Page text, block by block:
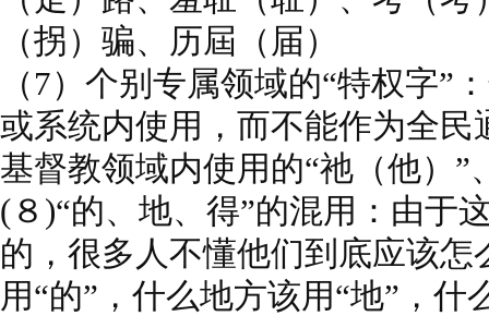
（拐）骗、历屆（届）
（7）个别专属领域的“特权字”
或系统内使用，而不能作为全民
基督教领域内使用的“祂（他）”
(８)“的、地、得”的混用：由于
的，很多人不懂他们到底应该怎
用“的”，什么地方该用“地”，什